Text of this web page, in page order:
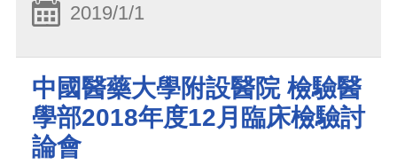
2019/1/1
中國醫藥大學附設醫院 檢驗醫
學部2018年度12月臨床檢驗討
論會